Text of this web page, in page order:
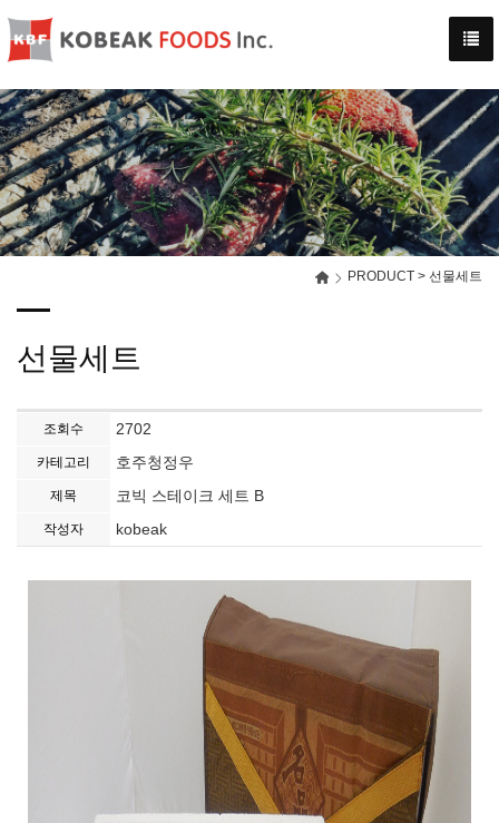
PRODUCT > 선물세트
선물세트
조회수 2702
카테고리 호주청정우
제목 코빅 스테이크 세트 B
작성자 kobeak